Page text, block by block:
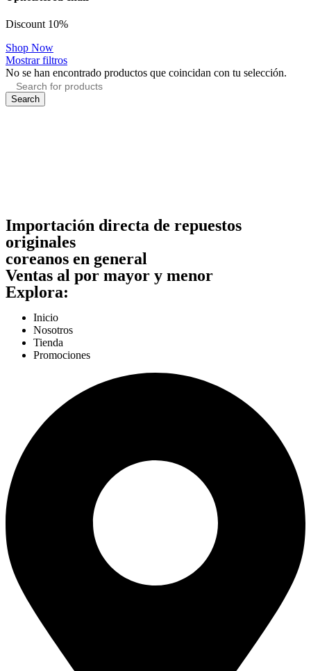
Discount 10%
Shop Now
Mostrar filtros
No se han encontrado productos que coincidan con tu selección.
Search
Importación directa de repuestos
originales
coreanos en general
Ventas al por mayor y menor
Explora:
Inicio
Nosotros
Tienda
Promociones